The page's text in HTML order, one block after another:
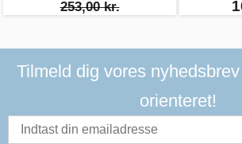
253,00 kr.
Tilmeld dig vores
orienteret!